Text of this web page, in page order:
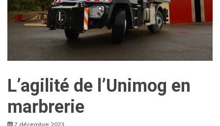
L’agilité de l’Unimog en
marbrerie
7 décembre 2023